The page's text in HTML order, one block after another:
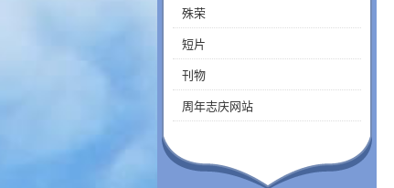
殊荣
短片
刊物
周年志庆网站